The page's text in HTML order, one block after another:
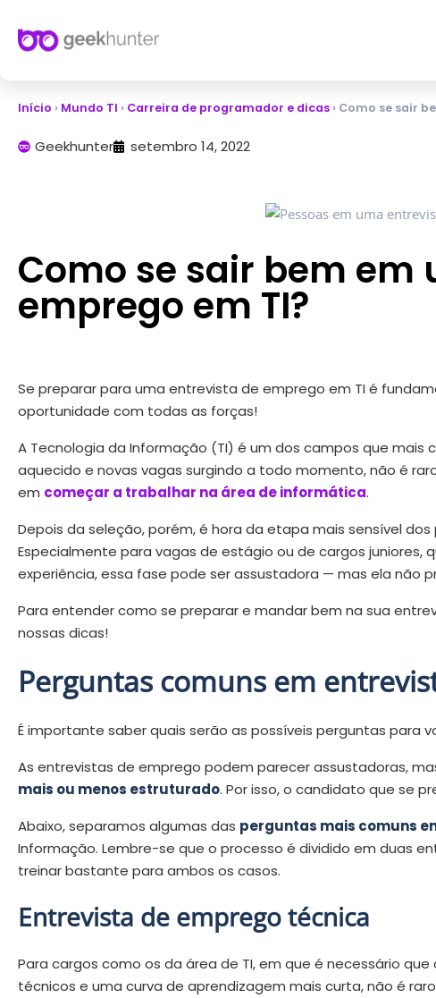
Início › Mundo TI › Carreira de programador e dicas › Como se sair
Geekhunter setembro 14, 2022
Como se sair bem
emprego em TI?
Se preparar para uma entrevista de emprego em TI é
oportunidade com todas as forças!
A Tecnologia da Informação (TI) é um dos campos que mais
aquecido e novas vagas surgindo a todo momento, não é
em começar a trabalhar na área de informática.
Depois da seleção, porém, é hora da etapa mais sensível
Especialmente para vagas de estágio ou de cargos
experiência, essa fase pode ser assustadora — mas ela não
Para entender como se preparar e mandar bem na sua
nossas dicas!
Perguntas comuns em
É importante saber quais serão as possíveis perguntas para
As entrevistas de emprego podem parecer assustadoras,
mais ou menos estruturado. Por isso, o candidato que se
Abaixo, separamos algumas das perguntas mais comuns
Informação. Lembre-se que o processo é dividido em duas
treinar bastante para ambos os casos.
Entrevista de emprego técnica
Para cargos como os da área de TI, em que é necessário
técnicos e uma curva de aprendizagem mais curta, não é